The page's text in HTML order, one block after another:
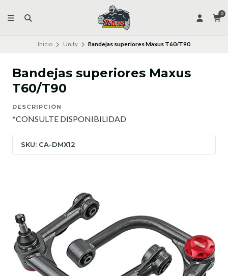
0
Inicio Unity Bandejas superiores Maxus T60/T90
Bandejas superiores Maxus
T60/T90
DESCRIPCIÓN
*CONSULTE DISPONIBILIDAD
SKU: CA-DMX12